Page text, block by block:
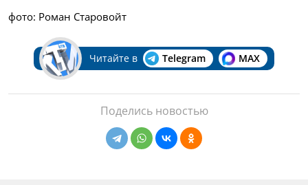
фото: Роман Старовойт
Читайте в Telegram MAX
Поделись новостью